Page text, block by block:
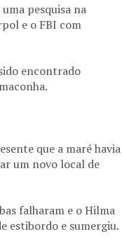
pesquisa na
e o FBI com
encontrado
que a maré havia
um novo local de
falharam e o Hilma
estibordo e sumergiu.